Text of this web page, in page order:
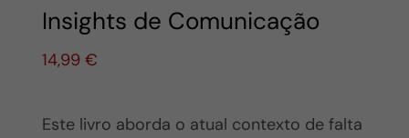
Insights de Comunicação
14,99 €
Este livro aborda o atual contexto de falta